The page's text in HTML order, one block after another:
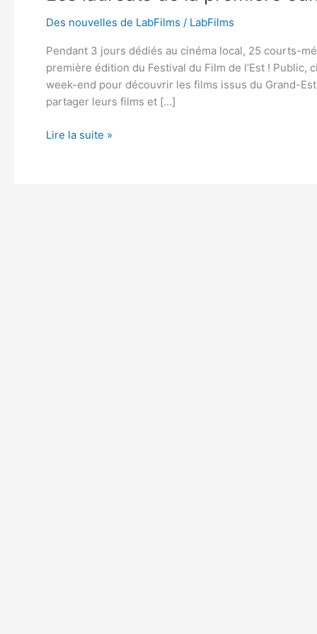
Des nouvelles de LabFilms / LabFilms
Pendant 3 jours dédiés au cinéma local, 25 courts-
première édition du Festival du Film de l’Est !
week-end pour découvrir les films issus du Grand-
partager leurs films et […]
Lire la suite »